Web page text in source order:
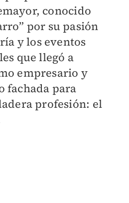
conocido
por su pasión
y los eventos
que llegó a
empresario y
fachada para
profesión: el